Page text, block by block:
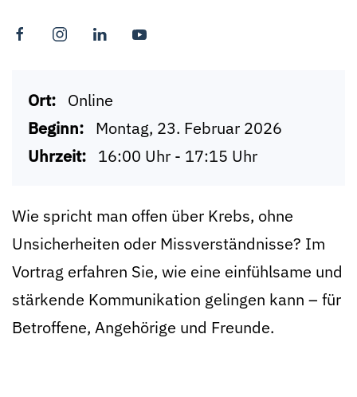
Ort: Online
Beginn: Montag, 23. Februar 2026
Uhrzeit: 16:00 Uhr - 17:15 Uhr
Wie spricht man offen über Krebs, ohne
Unsicherheiten oder Missverständnisse? Im
Vortrag erfahren Sie, wie eine einfühlsame und
stärkende Kommunikation gelingen kann – für
Betroffene, Angehörige und Freunde.